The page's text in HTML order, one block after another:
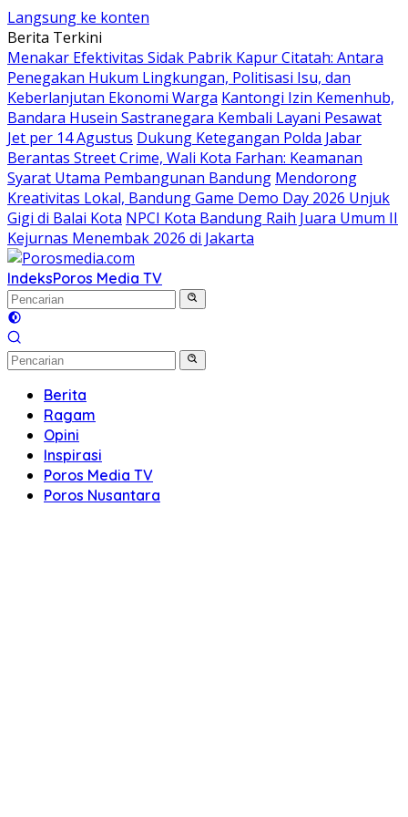
Langsung ke konten
Berita Terkini
Menakar Efektivitas Sidak Pabrik Kapur Citatah: Antara
Penegakan Hukum Lingkungan, Politisasi Isu, dan
Keberlanjutan Ekonomi Warga Kantongi Izin Kemenhub,
Bandara Husein Sastranegara Kembali Layani Pesawat
Jet per 14 Agustus Dukung Ketegangan Polda Jabar
Berantas Street Crime, Wali Kota Farhan: Keamanan
Syarat Utama Pembangunan Bandung Mendorong
Kreativitas Lokal, Bandung Game Demo Day 2026 Unjuk
Gigi di Balai Kota NPCI Kota Bandung Raih Juara Umum II
Kejurnas Menembak 2026 di Jakarta
IndeksPoros Media TV
Berita
Ragam
Opini
Inspirasi
Poros Media TV
Poros Nusantara